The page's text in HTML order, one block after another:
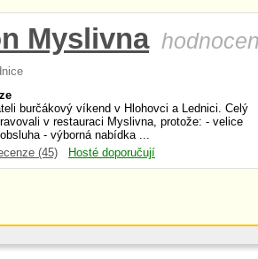
Myslivna
burčákový víkend v Hlohovci a Lednici. Celý
v restauraci Myslivna, protože: - velice
- výborná nabídka ...
(45) Hosté doporučují